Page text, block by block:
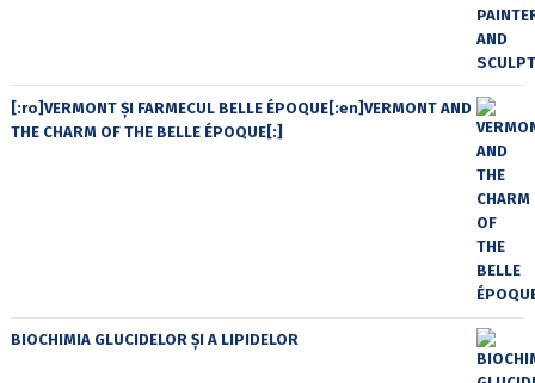
[:ro]VERMONT ȘI FARMECUL BELLE ÉPOQUE[:en]VERMONT AND
THE CHARM OF THE BELLE ÉPOQUE[:]
BIOCHIMIA GLUCIDELOR ȘI A LIPIDELOR